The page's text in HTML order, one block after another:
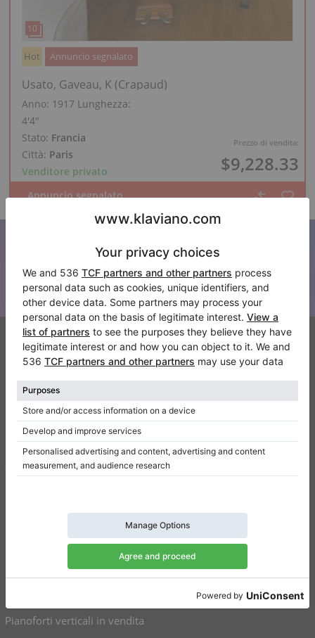
Prezzo di vendita:
$9,228.33
Hot Annuncio segnalato
Usato, Gaveau, K (Crapaud)
Anno: 1917 Lunghezza:
4′4″
Stato: Francia
Città: Paris
Venditore privato
Tenetevi aggiornati su tutte le novità di Klaviano
Klaviano
FAQ
Contatto
Chi siamo
Scrivi una recensione
Politica della privacy
Impostazioni per il consenso
Pianoforti verticali in vendita